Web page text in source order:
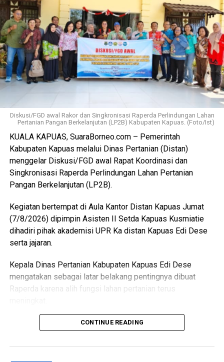
Ia juga mengapresiasi dukungan seluruh pelaku usaha yang
bersedia direlokasi tanpa adanya penolakan. Seluruh 16
pemotong unggas telah memenuhi kewajiban membayar
retribusi.
Ia menambahkan sesuai Perda yang berlaku yakni sebesar
Rp300 per ekor meningkat dari tarif sebelumnya Rp100
per ekor. Dana ini masuk pendapatan daerah kemudian
kembali kepada peningkatan fasilitas RPU itu sendiri.
“Pemerintah Kabupaten Kapuas berharap proses
pemotongan unggas dapat berlangsung lebih tertata
memenuhi standar kesehatan masyarakat serta
menghasilkan produk unggas yang lebih bersih serta aman
dikonsumsi,” ujarnya. (Ujg/SB)
Bagikan ke
WhatsApp
Messenger 0 Twitter/X 0
Diskusi/FGD awal Rakor dan Singkronisasi Raperda Perlindungan Lahan
Pertanian Pangan Berkelanjutan (LP2B) Kabupaten Kapuas. (Foto/Ist)
KUALA KAPUAS, SuaraBorneo.com – Pemerintah
Kabupaten Kapuas melalui Dinas Pertanian (Distan)
menggelar Diskusi/FGD awal Rapat Koordinasi dan
Singkronisasi Raperda Perlindungan Lahan Pertanian
Pangan Berkelanjutan (LP2B).
Kegiatan bertempat di Aula Kantor Distan Kapuas Jumat
(7/8/2026) dipimpin Asisten II Setda Kapuas Kusmiatie
dihadiri pihak akademisi UPR Ka distan Kapuas Edi Dese
serta jajaran.
Kepala Dinas Pertanian Kabupaten Kapuas Edi Dese
mengatakan sebagai latar belakang pentingnya dibuat
Raperda karena alih fungsi lahan pertanian terus
“Penyusunan Raperda sebagai dasar perlindungan lahan
CONTINUE READING